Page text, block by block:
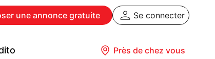
une annonce gratuite Se connecter
Près de chez vous